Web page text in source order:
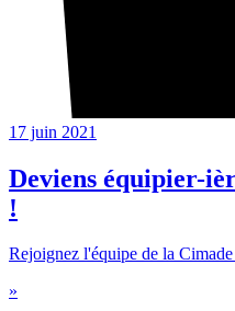
17 juin 2021
Deviens équipier-
!
Rejoignez l'équipe de la
»